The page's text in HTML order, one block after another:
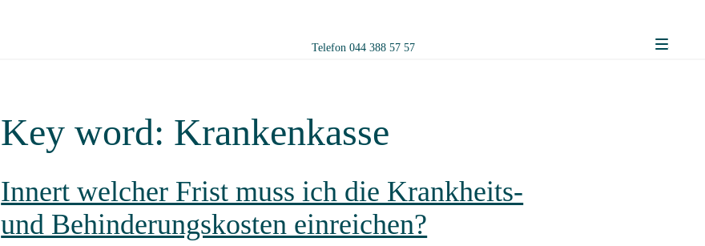
menu
Telefon044 388 57 57
Key word: Krankenkasse
Innert welcher Frist muss ich die Krankheits-
und Behinderungskosten einreichen?